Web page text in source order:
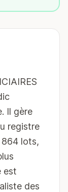
Il gère
registre
864 lots,
est
des